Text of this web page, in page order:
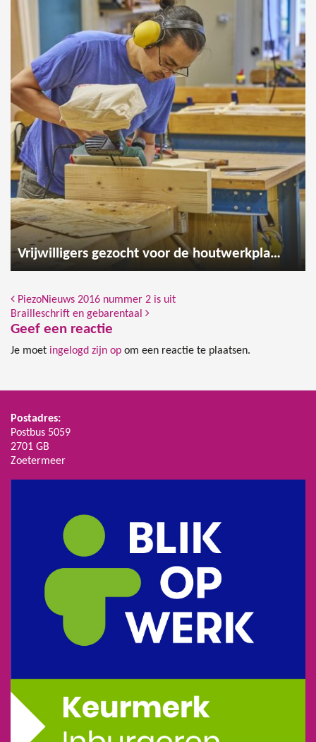
Vrijwilligers gezocht voor de houtwerkplaats
Bericht Navigatie
PiezoNieuws 2016 nummer 2 is uit
Brailleschrift en gebarentaal
Geef een reactie
Je moet ingelogd zijn op om een reactie te plaatsen.
Postadres:
Postbus 5059
2701 GB
Zoetermeer